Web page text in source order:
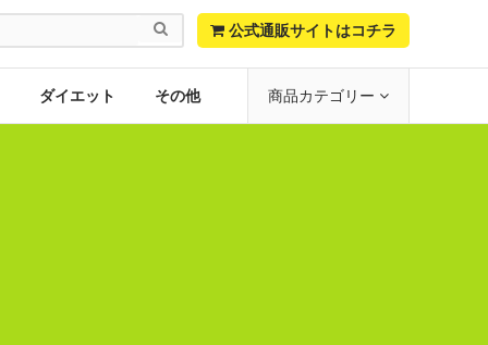
 公式通販サイトはコチラ
ダイエット その他 商品カテゴリー